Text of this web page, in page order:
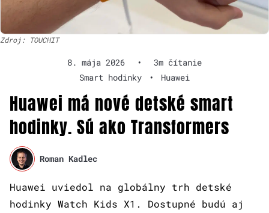
Zdroj: TOUCHIT
8. mája 2026 •
3m čítanie
Smart hodinky
• Huawei
Huawei má nové detské smart
hodinky. Sú ako Transformers
Roman Kadlec
Huawei uviedol na globálny trh detské
hodinky Watch Kids X1. Dostupné budú aj